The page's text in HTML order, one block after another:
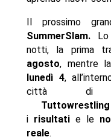
Il prossimo
SummerSlam.Lo
notti, la prima
agosto, mentre
lunedì 4,
città
Tuttowrestling
i risultatie le
reale.